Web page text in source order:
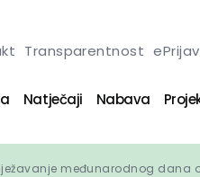
Transparentnost
Natječaji Nabava
međunarodnog dana